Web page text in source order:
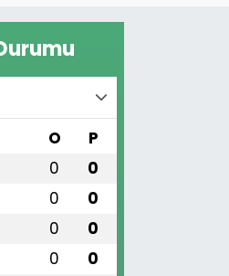
O P
0 0
0 0
0 0
0 0